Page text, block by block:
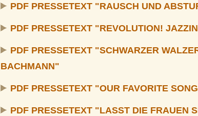
PDF PRESSETEXT "RAUSCH UND
PDF PRESSETEXT "REVOLUTION!
PDF PRESSETEXT "SCHWARZER
BACHMANN"
PDF PRESSETEXT "OUR FAVORITE
PDF PRESSETEXT "LASST DIE FRAUEN